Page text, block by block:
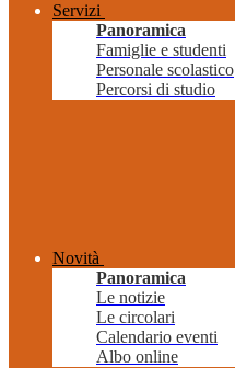
Servizi
Panoramica
Famiglie e studenti
Personale scolastico
Percorsi di studio
Novità
Panoramica
Le notizie
Le circolari
Calendario eventi
Albo online